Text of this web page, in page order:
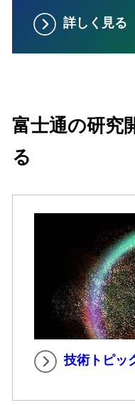
詳しく見る
富士通の研究
る
技術トピッ